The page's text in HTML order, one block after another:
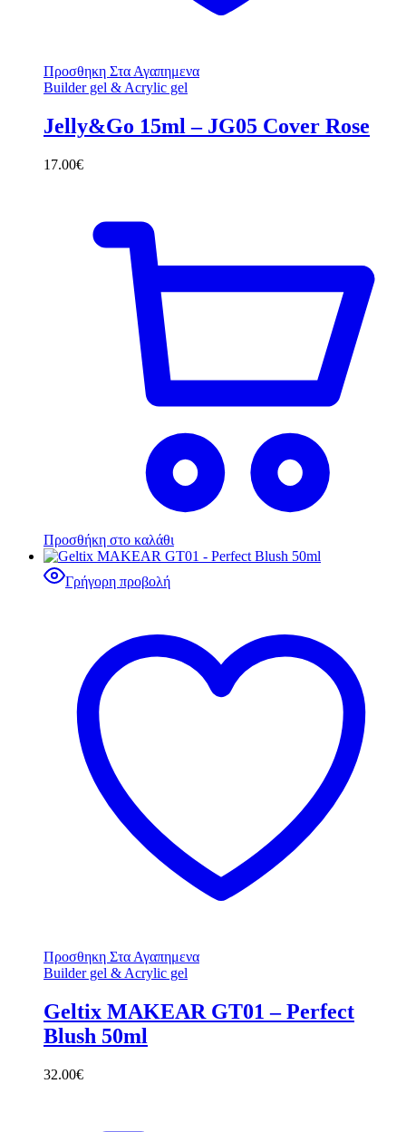
Προσθηκη Στα Αγαπημενα
Builder gel & Acrylic gel
Jelly&Go 15ml – JG05 Cover Rose
17.00€
Προσθήκη στο καλάθι
Γρήγορη προβολή
Προσθηκη Στα Αγαπημενα
Builder gel & Acrylic gel
Geltix MAKEAR GT01 – Perfect
Blush 50ml
32.00€